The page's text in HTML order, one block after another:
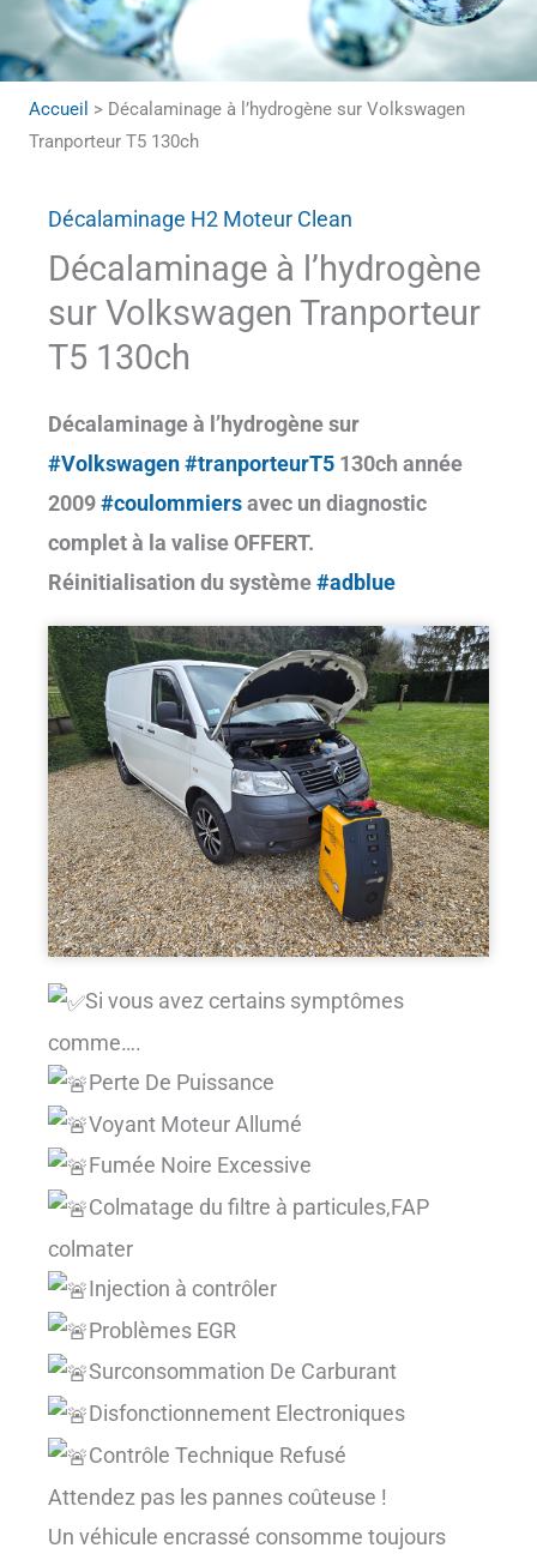
Accueil > Décalaminage à l’hydrogène sur Volkswagen
Tranporteur T5 130ch
Décalaminage H2 Moteur Clean
Décalaminage à l’hydrogène
sur Volkswagen Tranporteur
T5 130ch
Décalaminage à l’hydrogène sur
#Volkswagen#tranporteurT5 130ch année
2009#coulommiersavec un diagnostic
complet à la valise OFFERT.
Réinitialisation du système#adblue
Si vous avez certains symptômes
comme….
Perte De Puissance
Voyant Moteur Allumé
Fumée Noire Excessive
Colmatage du filtre à particules,FAP
colmater
Injection à contrôler
Problèmes EGR
Surconsommation De Carburant
Disfonctionnement Electroniques
Contrôle Technique Refusé
Attendez pas les pannes coûteuse !
Un véhicule encrassé consomme toujours